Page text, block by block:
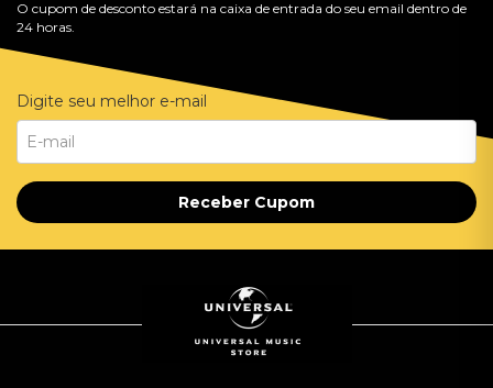
O cupom de desconto estará na caixa de entrada do seu email dentro de
24 horas.
Digite seu melhor e-mail
Receber Cupom